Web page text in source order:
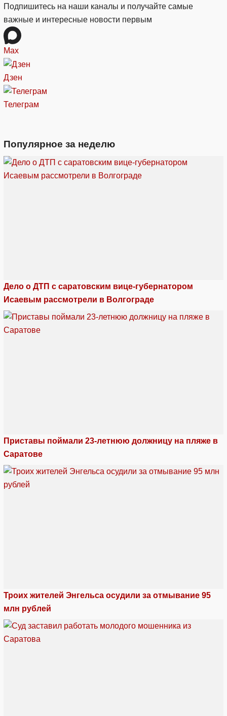
Подпишитесь на наши каналы и получайте самые
важные и интересные новости первым
Max
Дзен
Телеграм
Популярное за неделю
Дело о ДТП с саратовским вице-губернатором
Исаевым рассмотрели в Волгограде
Приставы поймали 23-летнюю должницу на пляже в
Саратове
Троих жителей Энгельса осудили за отмывание 95
млн рублей